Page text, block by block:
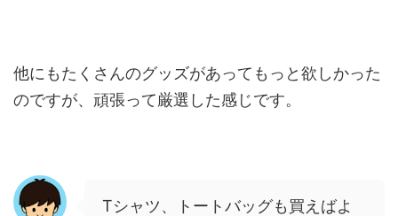
他にもたくさんのグッズがあってもっと欲しかった
のですが、頑張って厳選した感じです。
Tシャツ、トートバッグも買えばよ